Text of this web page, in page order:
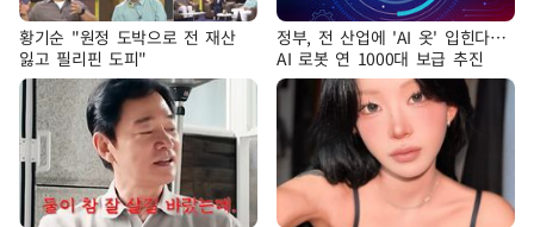
황기순 "원정 도박으로 전 재산
잃고 필리핀 도피"
정부, 전 산업에 'AI 옷' 입힌다…
AI 로봇 연 1000대 보급 추진